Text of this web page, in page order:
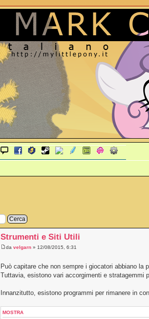
Strumenti e Siti Utili
da velgarn» 12/08/2015, 6:31
Può capitare che non sempre i giocatori abbiano
Tuttavia, esistono vari accorgimenti e stratagemmi
Innanzitutto, esistono programmi per rimanere in
MOSTRA